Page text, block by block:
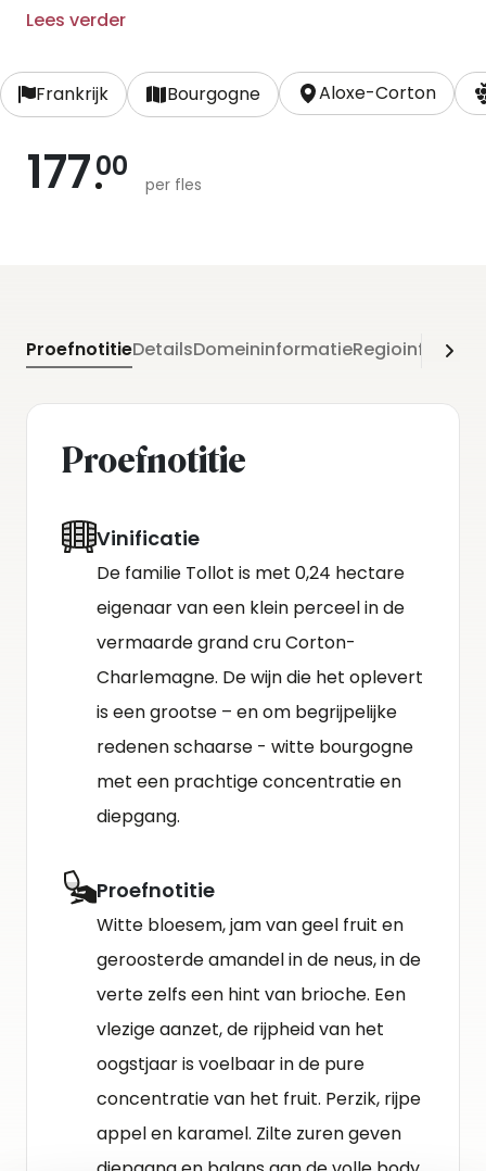
een grootse – en om begrijpelijke redenen
concentratie en diepgang.
Lees verder
Frankrijk Bourgogne Aloxe-Corton
17700
per fles
ProefnotitieDetailsDomeininformatie
Proefnotitie
Vinificatie
De familie Tollot is met 0,24 hectare
eigenaar van een klein perceel in de
vermaarde grand cru Corton-
Charlemagne. De wijn die het oplevert
is een grootse – en om begrijpelijke
redenen schaarse - witte bourgogne
met een prachtige concentratie en
diepgang.
Proefnotitie
Witte bloesem, jam van geel fruit en
geroosterde amandel in de neus, in de
verte zelfs een hint van brioche. Een
vlezige aanzet, de rijpheid van het
oogstjaar is voelbaar in de pure
concentratie van het fruit. Perzik, rijpe
appel en karamel. Zilte zuren geven